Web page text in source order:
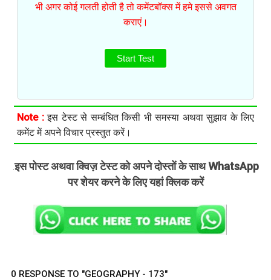
भी अगर कोई गलती होती है तो कमेंटबॉक्स में हमे इससे अवगत
कराएं।
Start Test
Note :इस टेस्ट से सम्बंधित किसी भी समस्या अथवा सुझाव के लिए
कमेंट में अपने विचार प्रस्तुत करें।
.इस पोस्ट अथवा क्विज़ टेस्ट को अपने दोस्तों के साथ WhatsApp
पर शेयर करने के लिए यहां क्लिक करें
0 RESPONSE TO "GEOGRAPHY - 173"